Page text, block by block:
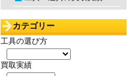
カテゴリー
工具の選び方
買取実績